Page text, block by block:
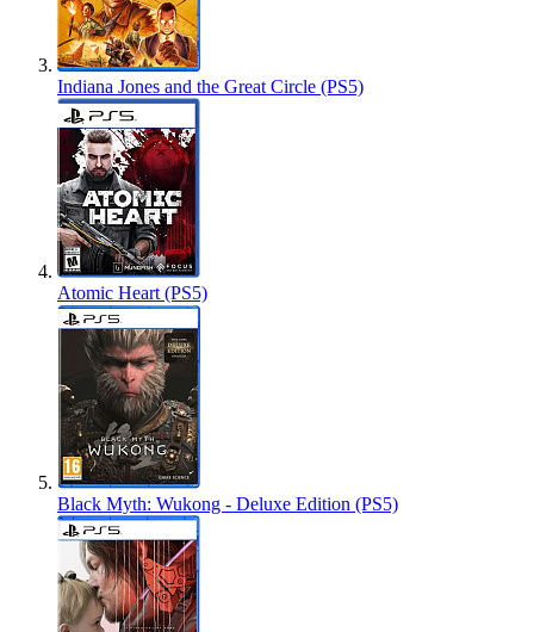
Indiana Jones and the Great Circle (PS5)
Atomic Heart (PS5)
Black Myth: Wukong - Deluxe Edition (PS5)